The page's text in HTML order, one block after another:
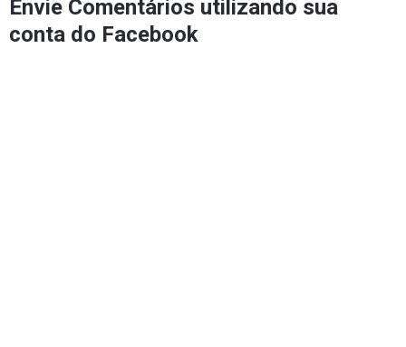
Envie Comentários utilizando sua
conta do Facebook